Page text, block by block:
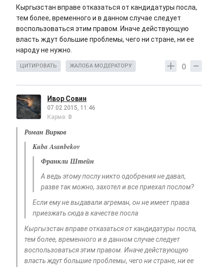
Кыргызстан вправе отказаться от кандидатуры посла,
тем более, временного и в данном случае следует
воспользоваться этим правом. Иначе действующую
власть ждут большие проблемы, чего ни стране, ни ее
народу не нужно.
0
ЦИТИРОВАТЬ ЖАЛОБА МОДЕРАТОРУ
Ивор Совин
07.02.2015, 11:46
Карма: 0
Роман Вирков
Kuba Asanbekov
Франкли Штейн
А ведь этому послу никто одобрения не давал,
разве так можно, захотел и все приехал послом?
Если ему не выдавали агреман, он не имеет права
приезжать сюда в качестве посла
Кыргызстан вправе отказаться от кандидатуры посла,
тем более, временного и в данном случае следует
воспользоваться этим правом. Иначе действующую
власть ждут большие проблемы, чего ни стране, ни ее